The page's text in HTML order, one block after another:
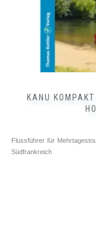
KANU
Flussführer für
Südfrankreich